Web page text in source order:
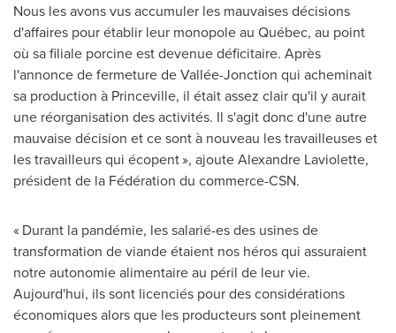
Nous les avons vus accumuler les mauvaises décisions
d'affaires pour établir leur monopole au Québec, au point
où sa filiale porcine est devenue déficitaire. Après
l'annonce de fermeture de Vallée-Jonction qui acheminait
sa production à Princeville, il était assez clair qu'il y aurait
une réorganisation des activités. Il s'agit donc d'une autre
mauvaise décision et ce sont à nouveau les travailleuses et
les travailleurs qui écopent », ajouteAlexandre Laviolette,
président de la Fédération du commerce-CSN.
« Durant la pandémie, les salarié-es des usines de
transformation de viande étaient nos héros qui assuraient
notre autonomie alimentaire au péril de leur vie.
Aujourd'hui, ils sont licenciés pour des considérations
économiques alors que les producteurs sont pleinement